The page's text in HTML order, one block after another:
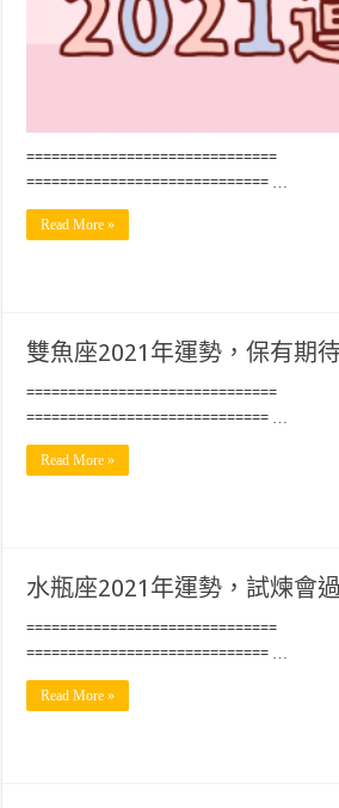
==============================
============================= …
Read More »
雙魚座2021年運勢，保有期
==============================
============================= …
Read More »
水瓶座2021年運勢，試煉會
==============================
============================= …
Read More »